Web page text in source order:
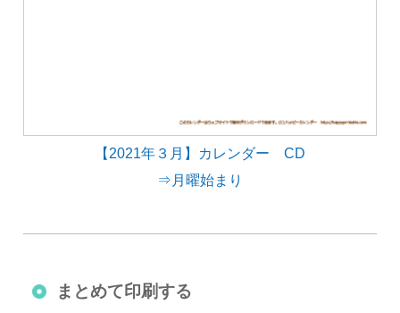
【2021年３月】カレンダー CD
⇒月曜始まり
まとめて印刷する